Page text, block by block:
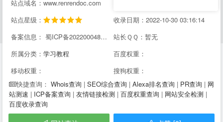
站点域名：www.renrendoc.com
站点星级：
收录日期：2022-10-30 03:16:14
备案信息： 蜀ICP备2022000484号-2
站长ＱＱ：暂无
所属分类： 学习教程
百度权重：
移动权重：
搜狗权重：
快捷查询： Whois查询 | SEO综合查询 | Alexa排名查询 | PR查询 | 网
站测速 | ICP备案查询 | 友情链接检测 | 百度权重查询 | 网站安全检测 |
百度收录查询